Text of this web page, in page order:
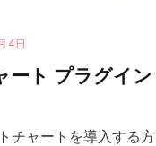
4日
ート プラグイン
チャートを導入する方